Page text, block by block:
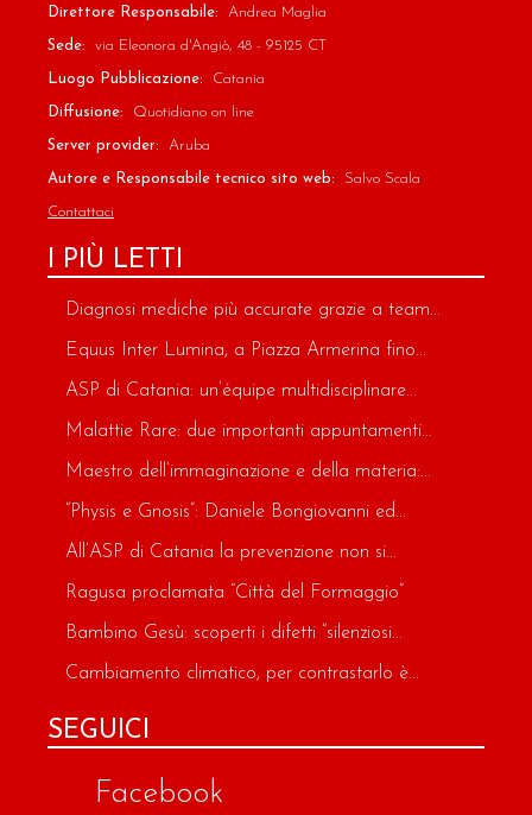
Direttore Responsabile: Andrea Maglia
Sede: via Eleonora d'Angiò, 48 - 95125 CT
Luogo Pubblicazione: Catania
Diffusione: Quotidiano on line
Server provider: Aruba
Autore e Responsabile tecnico sito web: Salvo Scala
Contattaci
I PIÙ LETTI
Diagnosi mediche più accurate grazie a team...
Equus Inter Lumina, a Piazza Armerina fino...
ASP di Catania: un’équipe multidisciplinare...
Malattie Rare: due importanti appuntamenti...
Maestro dell’immaginazione e della materia:...
“Physis e Gnosis”: Daniele Bongiovanni ed...
All’ASP di Catania la prevenzione non si...
Ragusa proclamata “Città del Formaggio”
Bambino Gesù: scoperti i difetti “silenziosi...
Cambiamento climatico, per contrastarlo è...
SEGUICI
Facebook